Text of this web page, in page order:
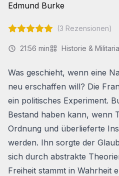
Edmund Burke
(3 Rezensionen)
21:56 min Historie & Militaria
Was geschieht, wenn eine
neu erschaffen will? Die
ein politisches Experiment.
Bestand haben kann, wenn
Ordnung und überlieferte
werden. Ihn sorgte der
sich durch abstrakte
Freiheit stammt in Wahrheit